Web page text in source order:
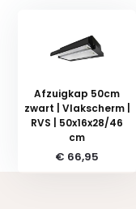
Afzuigkap 50cm
zwart | Vlakscherm |
RVS | 50x16x28/46
cm
€ 66,95